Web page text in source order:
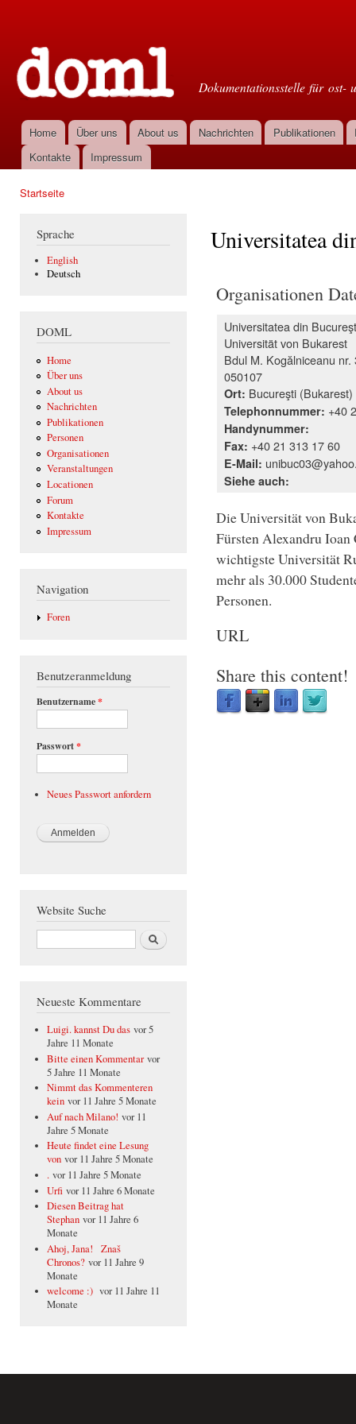
Dokumentationsstelle für ost-
Hauptmenü
Home Über uns About us Nachrichten Publikationen
Kontakte
Impressum
Startseite
Sprache
English
Deutsch
DOML
Home
Über uns
About us
Nachrichten
Publikationen
Personen
Organisationen
Veranstaltungen
Locationen
Forum
Kontakte
Impressum
Navigation
Foren
Benutzeranmeldung
Benutzername*
Passwort*
Neues Passwort anfordern
Website Suche
Suche
Neueste Kommentare
Luigi. kannst Du das vor 5
Jahre 11 Monate
Bitte einen Kommentar vor
5 Jahre 11 Monate
Nimmt das Kommenteren
kein vor 11 Jahre 5 Monate
Auf nach Milano! vor 11
Jahre 5 Monate
Heute findet eine Lesung
von vor 11 Jahre 5 Monate
. vor 11 Jahre 5 Monate
Urfi vor 11 Jahre 6 Monate
Diesen Beitrag hat
Stephan vor 11 Jahre 6
Monate
Ahoj, Jana! Znaš
Chronos? vor 11 Jahre 9
Monate
welcome :) vor 11 Jahre 11
Monate
Universitatea
Organisationen
Universitatea din
Universität von Bukarest
Bdul M. Kogălniceanu
050107
Ort: Bucureşti (Bukarest)
Telephonnummer: +40
Handynummer:
Fax: +40 21 313 17 60
E-Mail:
Siehe auch:
Die Universität von
Fürsten Alexandru Ioan
wichtigste Universität
mehr als 30.000
Personen.
URL
Share this content!